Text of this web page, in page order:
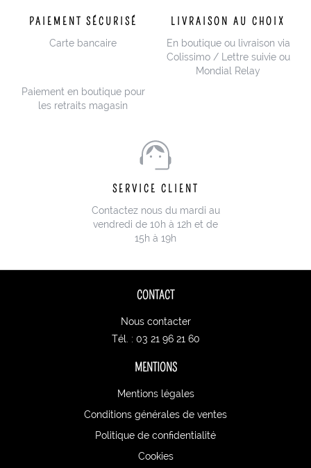
PAIEMENT SÉCURISÉ
Carte bancaire
Paiement en boutique pour
les retraits magasin
LIVRAISON AU CHOIX
En boutique ou livraison via
Colissimo / Lettre suivie ou
Mondial Relay
SERVICE CLIENT
Contactez nous du mardi au
vendredi de 10h à 12h et de
15h à 19h
CONTACT
Nous contacter
Tél. : 03 21 96 21 60
MENTIONS
Mentions légales
Conditions générales de ventes
Politique de confidentialité
Cookies